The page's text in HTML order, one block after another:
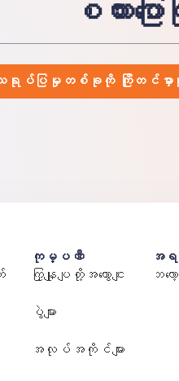
စကားပြ
ရုပ်ပြမှုတစ်ခုကို ကြိုတင်မှာ
ကုမ္ပဏီ
ကြှနျုပျတို့အကွောငျး
ပွဲများ
အလုပ်အကိုင်များ
အရ
ဘလ